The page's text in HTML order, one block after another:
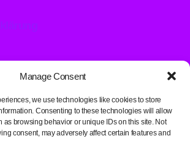
Manage Consent
we use technologies like cookies to store
Consenting to these technologies will allow
as browsing behavior or unique IDs on this site. Not
consent, may adversely affect certain features and